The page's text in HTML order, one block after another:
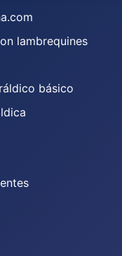
lambrequines
básico